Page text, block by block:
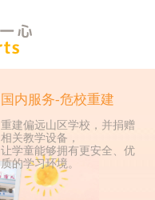
国内服务-危校重建
重建偏远山区学校，并捐赠
相关教学设备，
让学童能够拥有更安全、优
质的学习环境。